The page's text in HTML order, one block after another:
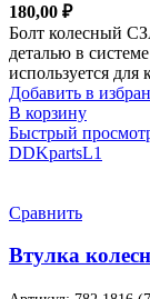
180,00 ₽
Болт колесный
деталью в
используется для
Добавить в
В корзину
Быстрый
DDKpartsL1
Сравнить
Втулка